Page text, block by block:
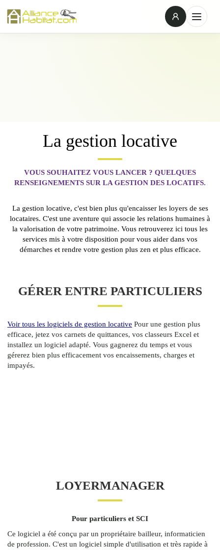
La gestion locative
VOUS SOUHAITEZ VOUS LANCER ? QUELQUES
RENSEIGNEMENTS SUR LA GESTION DES LOCATIFS.
La gestion locative, c'est bien plus qu'encaisser les loyers de ses
locataires. C'est une aventure qui associe les relations humaines à
la valorisation de votre patrimoine. Vous retrouverez ici tous les
services mis à votre disposition pour vous aider dans vos
démarches et rendre votre gestion plus zen et plus efficace.
GÉRER ENTRE PARTICULIERS
Voir tous les logiciels de gestion locative Pour une gestion plus
efficace, jetez vos carnets de quittances, vos classeurs Excel et
installez un logiciel adapté. Vous gagnerez du temps et vous
gérerez bien plus efficacement vos encaissements, charges et
impayés.
LOYERMANAGER
Pour particuliers et SCI
Ce logiciel a été conçu par un propriétaire bailleur, informaticien
de profession. C'est un logiciel simple d'utilisation et très rapide à